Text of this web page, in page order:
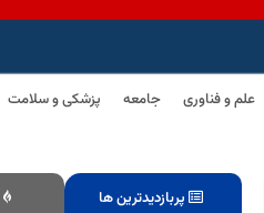
علم و فناوری جامعه پزشکی و سلامت
پربازدیدترین ها